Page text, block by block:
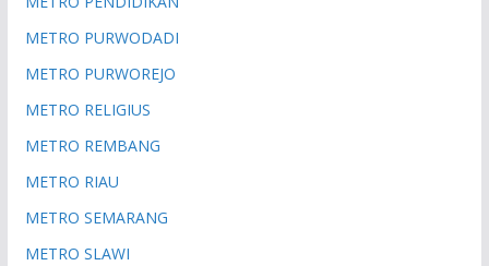
METRO PURWODADI
METRO PURWOREJO
METRO RELIGIUS
METRO REMBANG
METRO RIAU
METRO SEMARANG
METRO SLAWI